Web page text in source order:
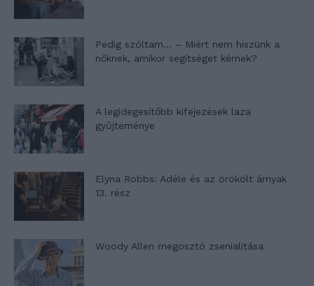
Pedig szóltam… – Miért nem hiszünk a
nőknek, amikor segítséget kérnek?
A legidegesítőbb kifejezések laza
gyűjteménye
Elyna Robbs: Adéle és az örökölt árnyak
13. rész
Woody Allen megosztó zsenialitása